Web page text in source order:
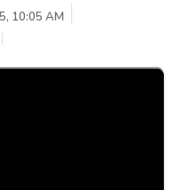
10:05 AM